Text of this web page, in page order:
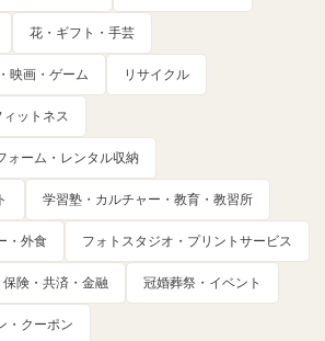
花・ギフト・手芸
映画・ゲーム リサイクル
ットネス
ォーム・レンタル収納
学習塾・カルチャー・教育・教習所
・外食 フォトスタジオ・プリントサービス
保険・共済・金融 冠婚葬祭・イベント
・クーポン